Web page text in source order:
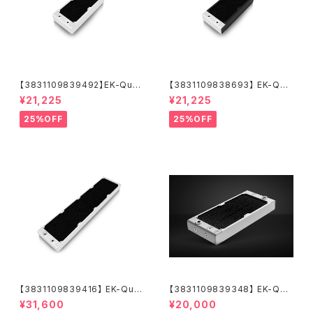
【3831109839492】EK-Quan
tum Surface X240M - Whit
e
¥21,225
25%OFF
【3831109838693】 EK-Qua
ntum Surface X240M - Bla
ck
¥21,225
25%OFF
【3831109839416】 EK-Qua
ntum Surface P560M - Whi
¥31,600
【3831109839348】 EK-Qua
ntum Surface P280M X-Flo
¥20,000